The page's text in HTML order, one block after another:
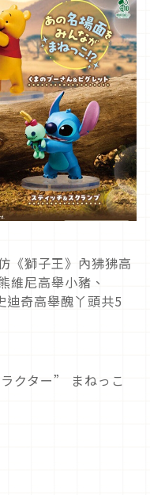
《獅子王》內狒狒高
維尼高舉小豬、
奇高舉醜丫頭共5
クター” まねっこ